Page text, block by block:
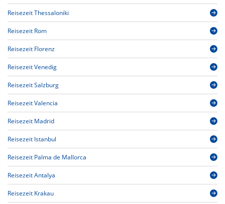
Reisezeit Thessaloniki
Reisezeit Rom
Reisezeit Florenz
Reisezeit Venedig
Reisezeit Salzburg
Reisezeit Valencia
Reisezeit Madrid
Reisezeit Istanbul
Reisezeit Palma de Mallorca
Reisezeit Antalya
Reisezeit Krakau